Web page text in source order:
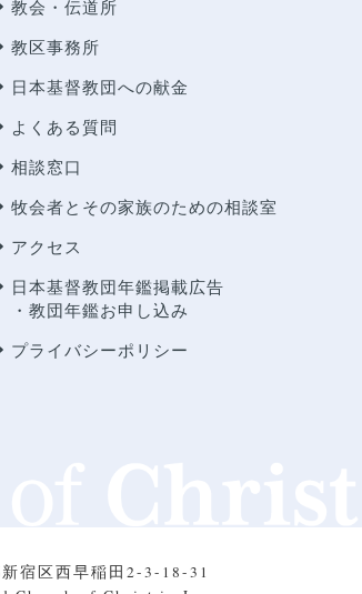
教会・伝道所
教区事務所
日本基督教団への献金
よくある質問
相談窓口
牧会者とその家族のための相談室
アクセス
日本基督教団年鑑掲載広告
・教団年鑑お申し込み
プライバシーポリシー
宿区西早稲田2-3-18-31